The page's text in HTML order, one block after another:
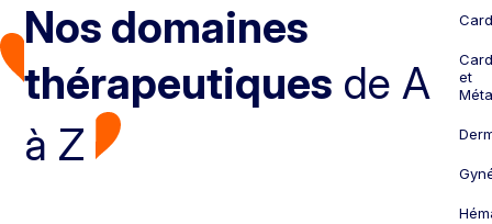
Nos domaines
thérapeutiques de A
à Z
et